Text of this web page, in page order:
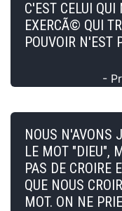
C'EST CELUI
EXERCÃ© QUI
POUVOIR N'EST
-
NOUS N'AVONS
LE MOT "DIEU",
PAS DE CROIRE
QUE NOUS
MOT. ON NE